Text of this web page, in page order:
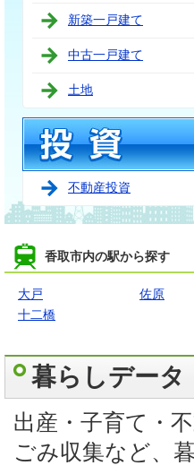
新築一戸建て
中古一戸建て
土地
不動産投資
香取市内の駅から探す
大戸 佐原
十二橋
暮らしデータ
出産・子育て・
ごみ収集など、